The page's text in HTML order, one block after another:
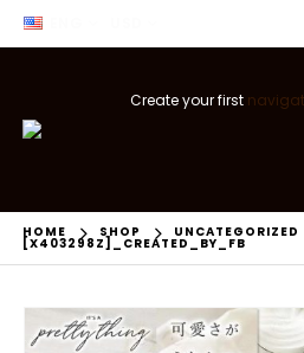
Create your first
HOME SHOP UNCATEGORIZED
[X403298Z]_CREATED_BY_FB